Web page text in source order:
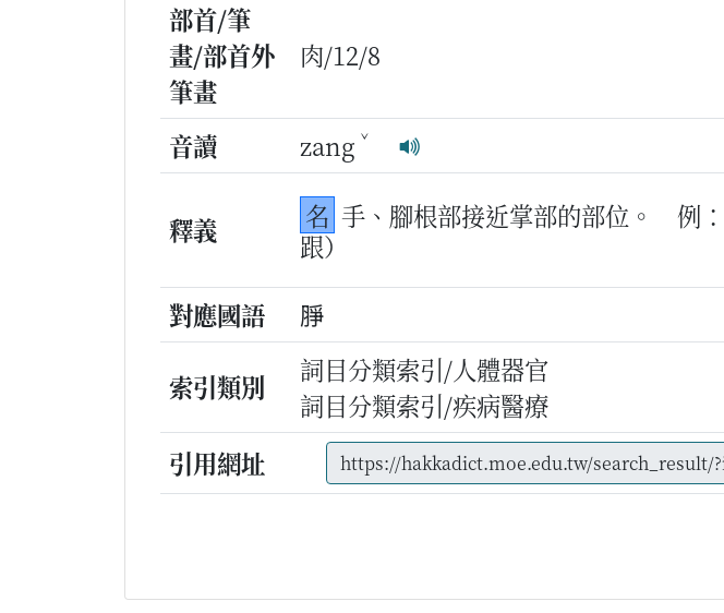
部首/筆
畫/部首外
筆畫
肉/12/8
音讀 zang ˇ
釋義 名 手、腳根部接近掌部的部位。 例：
跟）
對應國語
㬹
索引類別
詞目分類索引/人體器官
詞目分類索引/疾病醫療
引用網址